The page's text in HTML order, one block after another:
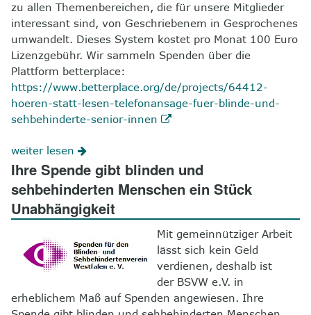
zu allen Themenbereichen, die für unsere Mitglieder
interessant sind, von Geschriebenem in Gesprochenes
umwandelt. Dieses System kostet pro Monat 100 Euro
Lizenzgebühr. Wir sammeln Spenden über die
Plattform betterplace:
https://www.betterplace.org/de/projects/64412-
hoeren-statt-lesen-telefonansage-fuer-blinde-und-
sehbehinderte-senior-innen
weiter lesen
Ihre Spende gibt blinden und
sehbehinderten Menschen ein Stück
Unabhängigkeit
Mit gemeinnütziger Arbeit
lässt sich kein Geld
verdienen, deshalb ist
der BSVW e.V. in
erheblichem Maß auf Spenden angewiesen. Ihre